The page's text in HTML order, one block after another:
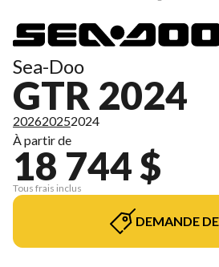
Sea-Doo
GTR 2024
202620252024
À partir de
18 744 $
Tous frais inclus
DEMANDE